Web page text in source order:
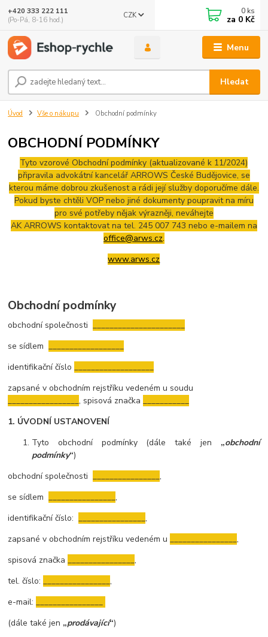
Menu
CZK
Hledat
+420 333 222 111
(Po-Pá, 8-16 hod.)
0 ks
za 0 Kč
Úvod Vše o nákupu Obchodní podmínky
OBCHODNÍ PODMÍNKY
Tyto vzorové Obchodní podmínky (aktualizované k 11/2024)
připravila advokátní kancelář ARROWS České Budějovice, se
kterou máme dobrou zkušenost a rádi její služby doporučíme dále.
Pokud byste chtěli VOP nebo jiné dokumenty poupravit na míru
pro své potřeby nějak výrazněji, neváhejte
AK ARROWS kontaktovat na tel. 245 007 743 nebo e-mailem na
office@arws.cz.
www.arws.cz
Obchodní podmínky
obchodní společnosti
se sídlem
identifikační číslo
zapsané v obchodním rejstříku vedeném u soudu
_________________, spisová značka
1. ÚVODNÍ USTANOVENÍ
Tyto obchodní podmínky (dále také jen „obchodní
podmínky“)
obchodní společnosti
________________,
se sídlem
________________,
identifikační číslo:
________________,
zapsané v obchodním rejstříku vedenému ________________,
spisová značka
________________,
tel. číslo:
________________,
e-mail:
(dále také jen „prodávající“)
🤖 Eshop-rychle AI Chatbot
DEMO ukázka integrace Chaterimo do platformy eshop-